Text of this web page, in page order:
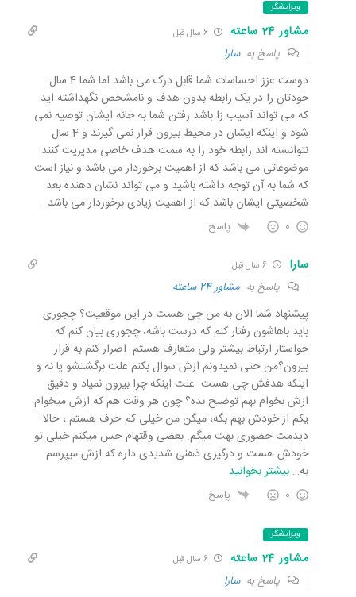
ویرایشگر
مشاور 24 ساعته 6 سال قبل
پاسخ بهسارا
دوست عزز احساسات شما قابل درک می باشد اما شما 4 سال
خودتان را در یک رابطه بدون هدف و نامشخص نگهداشته اید
که می تواند آسیب زا باشد رفتن شما به خانه ایشان توصیه نمی
شود و اینکه ایشان در محیط بیرون قرار نمی گیرند و 4 سال
نتوانسته اند رابطه خود را به سمت هدف خاصی مدیریت کنند
موضوعاتی می باشد که از اهمیت برخوردار می باشد و نیاز است
که شما به آن توجه داشته باشید و می تواند نشان دهنده بعد
شخصیتی ایشان باشد که از اهمیت زیادی برخوردار می باشد .
0 پاسخ
سارا 6 سال قبل
پاسخ به مشاور 24 ساعته
پیشنهاد شما الان به من چی هست در این موقعیت؟ چجوری
باید باهاشون رفتار کنم که درست باشه، چجوری بیان کنم که
خواستار ارتباط بیشتر ولی متعارف هستم. اصرار کنم به قرار
بیرون؟من حتی نمیدونم ازش سوال بکنم علت برگشتشو یا نه و
اینکه هدفش چی هست. علت اینکه چرا بیرون نمیاد و دقیق
ازش بخوام بهم توضیح بده؟ چون هر وقت هم که ازش میخوام
یکم از خودش بهم بگه، میگن من خیلی کم حرف هستم ، حالا
دیدمت حضوری بهت میگم. بعضی وقتهام حس میکنم خیلی تو
خودش هست و درگیری ذهنی شدیدی داره که ازش میپرسم
به… بیشتر بخوانید
0 پاسخ
ویرایشگر
مشاور 24 ساعته 6 سال قبل
پاسخ بهسارا